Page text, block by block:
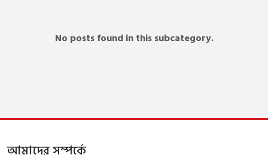
No posts found in this subcategory.
আমাদের সম্পর্কে